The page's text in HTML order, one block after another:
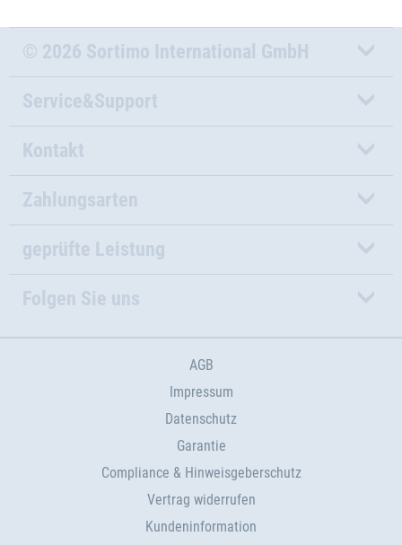
© 2026 Sortimo International GmbH
Service&Support
Kontakt
Zahlungsarten
geprüfte Leistung
Folgen Sie uns
AGB
Impressum
Datenschutz
Garantie
Compliance & Hinweisgeberschutz
Vertrag widerrufen
Kundeninformation